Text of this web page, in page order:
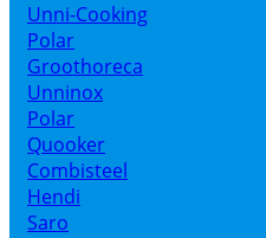
Unni-Cooking
Polar
Groothoreca
Unninox
Polar
Quooker
Combisteel
Hendi
Saro